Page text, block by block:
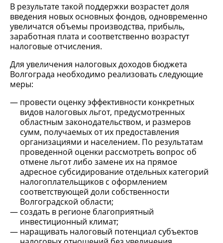
В результате такой поддержки возрастет доля
введения новых основных фондов, одновременно
увеличатся объемы производства, прибыль,
заработная плата и соответственно возрастут
налоговые отчисления.
Для увеличения налоговых доходов бюджета
Волгограда необходимо реализовать следующие
меры:
провести оценку эффективности конкретных
видов налоговых льгот, предусмотренных
областным законодательством, и размеров
сумм, получаемых от их предоставления
организациями и населением. По результатам
проведенной оценки рассмотреть вопрос об
отмене льгот либо замене их на прямое
адресное субсидирование отдельных категорий
налогоплательщиков с оформлением
соответствующей доли собственности
Волгоградской области;
создать в регионе благоприятный
инвестиционный климат;
наращивать налоговый потенциал субъектов